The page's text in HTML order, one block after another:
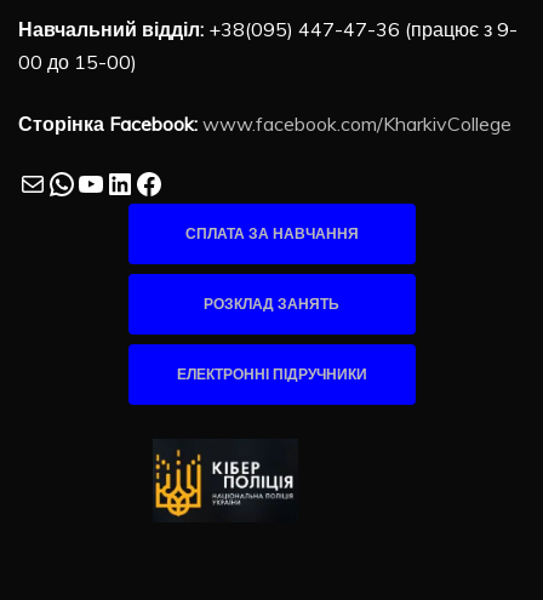
Навчальний відділ: +38(095) 447-47-36 (працює з 9-
00 до 15-00)
Сторінка Facebook: www.facebook.com/KharkivCollege
MailWhatsApp
YouTube
LinkedIn
Facebook
СПЛАТА ЗА НАВЧАННЯ
РОЗКЛАД ЗАНЯТЬ
ЕЛЕКТРОННІ ПІДРУЧНИКИ